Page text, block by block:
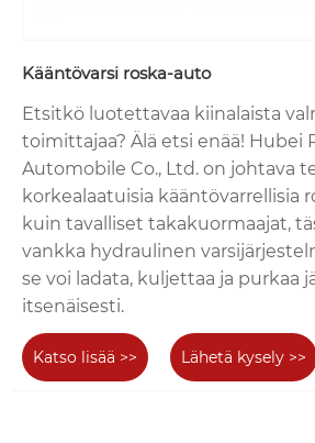
Kääntövarsi roska-auto
Etsitkö luotettavaa kiinalaista
toimittajaa? Älä etsi enää! Hubei
Automobile Co., Ltd. on johtava
korkealaatuisia kääntövarrellisia
kuin tavalliset takakuormaajat,
vankka hydraulinen
se voi ladata, kuljettaa ja purkaa
itsenäisesti.
Katso lisää >> Lähetä kysely >>